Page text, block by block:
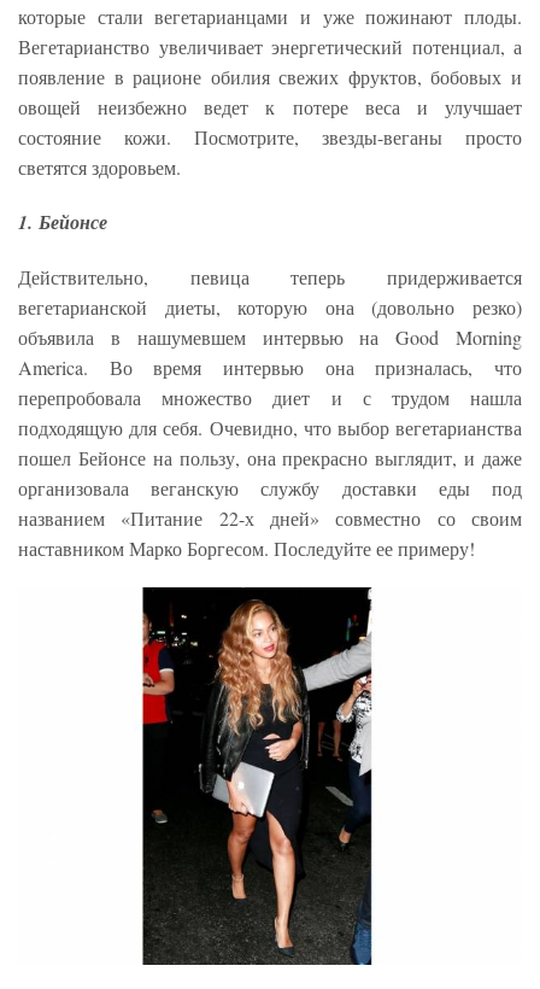
которые стали вегетарианцами и уже пожинают плоды.
Вегетарианство увеличивает энергетический потенциал, а
появление в рационе обилия свежих фруктов, бобовых и
овощей неизбежно ведет к потере веса и улучшает
состояние кожи. Посмотрите, звезды-веганы просто
светятся здоровьем.
1. Бейонсе
Действительно, певица теперь придерживается
вегетарианской диеты, которую она (довольно резко)
объявила в нашумевшем интервью на Good Morning
America. Во время интервью она призналась, что
перепробовала множество диет и с трудом нашла
подходящую для себя. Очевидно, что выбор вегетарианства
пошел Бейонсе на пользу, она прекрасно выглядит, и даже
организовала веганскую службу доставки еды под
названием «Питание 22-х дней» совместно со своим
наставником Марко Боргесом. Последуйте ее примеру!